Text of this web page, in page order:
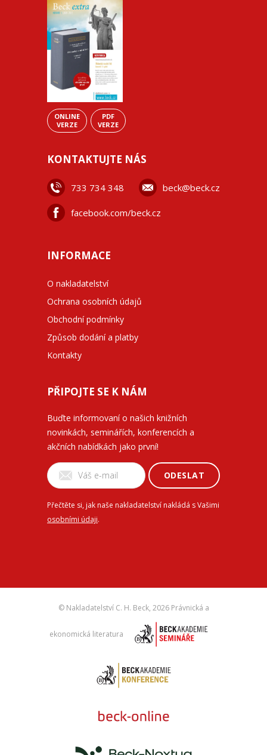
ONLINE
VERZE
PDF
VERZE
KONTAKTUJTE NÁS
733 734 348 beck@beck.cz
facebook.com/beck.cz
INFORMACE
O nakladatelství
Ochrana osobních údajů
Obchodní podmínky
Způsob dodání a platby
Kontakty
PŘIPOJTE SE K NÁM
Buďte informovaní o našich knižních
novinkách, seminářích, konferencích a
akčních nabídkách jako první!
ODESLAT
Přečtěte si, jak naše nakladatelství nakládá s Vašimi
osobními údaji.
© Nakladatelství C. H. Beck, 2026 Právnická a
ekonomická literatura